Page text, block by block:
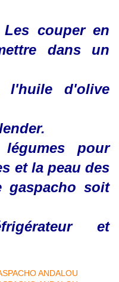
couper en
dans un
l'huile d'olive
pour
et la peau des
gaspacho soit
et